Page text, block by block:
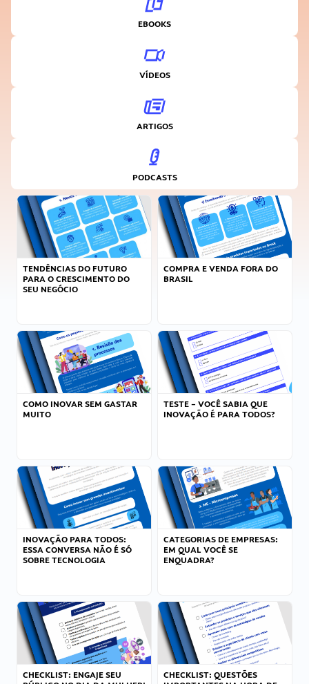
EBOOKS
VÍDEOS
ARTIGOS
PODCASTS
TENDÊNCIAS DO FUTURO
PARA O CRESCIMENTO DO
SEU NEGÓCIO
COMPRA E VENDA FORA DO
BRASIL
COMO INOVAR SEM GASTAR
MUITO
TESTE – VOCÊ SABIA QUE
INOVAÇÃO É PARA TODOS?
INOVAÇÃO PARA TODOS:
ESSA CONVERSA NÃO É SÓ
SOBRE TECNOLOGIA
CATEGORIAS DE EMPRESAS:
EM QUAL VOCÊ SE
ENQUADRA?
CHECKLIST: ENGAJE SEU
CHECKLIST: QUESTÕES